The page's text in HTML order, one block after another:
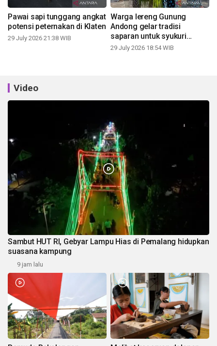
Pawai sapi tunggang angkat
potensi peternakan di Klaten
29 July 2026 21:38 WIB
Warga lereng Gunung
Andong gelar tradisi
saparan untuk syukuri
panen
29 July 2026 18:54 WIB
Video
Sambut HUT RI, Gebyar Lampu Hias di Pemalang hidupkan
suasana kampung
9 jam lalu